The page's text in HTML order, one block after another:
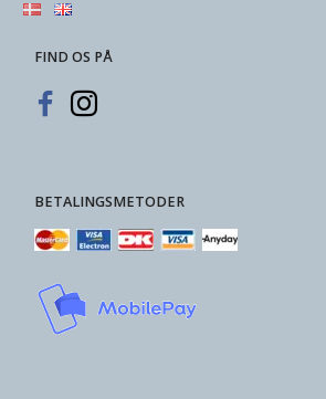
FIND OS PÅ
BETALINGSMETODER